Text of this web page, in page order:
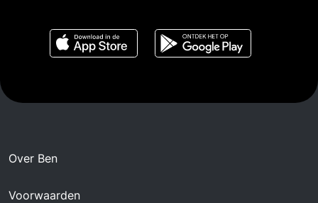
Over Ben
Voorwaarden